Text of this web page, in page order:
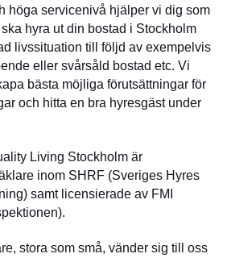
höga servicenivå hjälper vi dig som
hyra ut din bostad i Stockholm
livssituation till följd av exempelvis
eller svårsåld bostad etc. Vi
bästa möjliga förutsättningar för
och hitta en bra hyresgäst under
Living Stockholm är
inom SHRF (Sveriges Hyres
samt licensierade av FMI
stora som små, vänder sig till oss